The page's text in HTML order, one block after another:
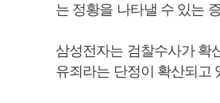
는 정황을 나타낼 수 있는
삼성전자는 검찰수사가 확
유죄라는 단정이 확산되고